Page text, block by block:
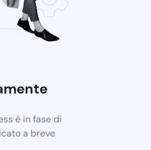
è in fase di
a breve